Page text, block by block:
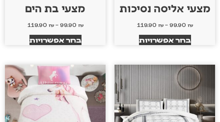
מצעי אליסה נסיכות
99.90 ₪
–
119.90 ₪
בחר אפשרויות
מצעי בת הים
99.90 ₪
–
119.90 ₪
בחר אפשרויות